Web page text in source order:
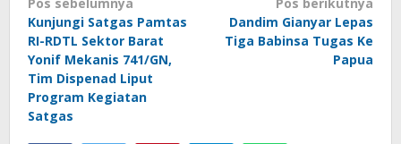
pos
Pos sebelumnya
Kunjungi Satgas Pamtas
RI-RDTL Sektor Barat
Yonif Mekanis 741/GN,
Tim Dispenad Liput
Program Kegiatan
Satgas
Pos berikutnya
Dandim Gianyar Lepas
Tiga Babinsa Tugas Ke
Papua